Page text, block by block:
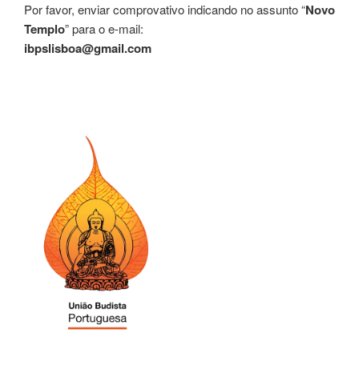
Por favor, enviar comprovativo indicando no assunto “Novo
Templo” para o e-mail:
ibpslisboa@gmail.com